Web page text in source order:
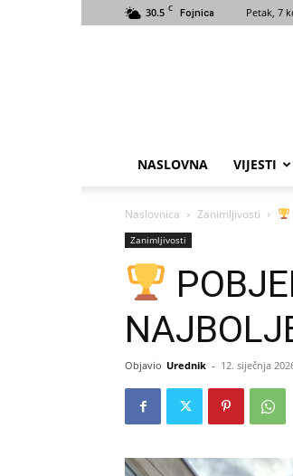
30.5 C Fojnica Petak, 7
NASLOVNA VIJESTI
Naslovnica Zanimljivosti
Zanimljivosti
Objavio Urednik - 12. siječnja